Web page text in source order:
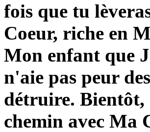
fois que tu
Coeur, riche en
Mon enfant que
n'aie pas peur
détruire. Bientôt,
chemin avec Ma